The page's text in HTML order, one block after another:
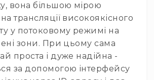
карти
Веб-
камери
Аксесуари
Для
вона більшою мірою
трансляції високоякісного
у потоковому режимі на
зони. При цьому сама
проста і дуже надійна -
за допомогою інтерфейсу